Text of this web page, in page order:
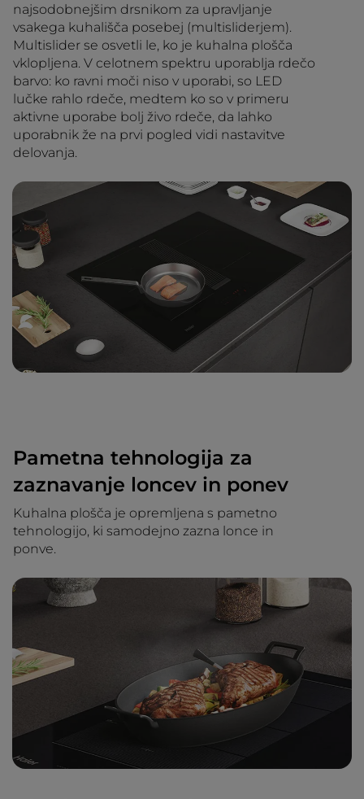
najsodobnejšim drsnikom za upravljanje
vsakega kuhališča posebej (multisliderjem).
Multislider se osvetli le, ko je kuhalna plošča
vklopljena. V celotnem spektru uporablja rdečo
barvo: ko ravni moči niso v uporabi, so LED
lučke rahlo rdeče, medtem ko so v primeru
aktivne uporabe bolj živo rdeče, da lahko
uporabnik že na prvi pogled vidi nastavitve
delovanja.
Pametna tehnologija za
zaznavanje loncev in ponev
Kuhalna plošča je opremljena s pametno
tehnologijo, ki samodejno zazna lonce in
ponve.